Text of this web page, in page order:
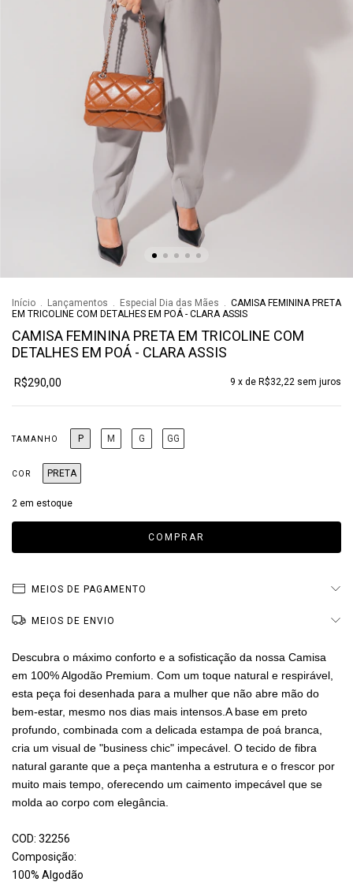
Início . Lançamentos . Especial Dia das Mães . CAMISA FEMININA PRETA
EM TRICOLINE COM DETALHES EM POÁ - CLARA ASSIS
CAMISA FEMININA PRETA EM TRICOLINE COM
DETALHES EM POÁ - CLARA ASSIS
R$290,00 9 x de R$32,22 sem juros
TAMANHO P M G GG
COR PRETA
2 em estoque
MEIOS DE PAGAMENTO
MEIOS DE ENVIO
Descubra o máximo conforto e a sofisticação da nossa Camisa
em 100% Algodão Premium. Com um toque natural e respirável,
esta peça foi desenhada para a mulher que não abre mão do
bem-estar, mesmo nos dias mais intensos.A base em preto
profundo, combinada com a delicada estampa de poá branca,
cria um visual de "business chic" impecável. O tecido de fibra
natural garante que a peça mantenha a estrutura e o frescor por
muito mais tempo, oferecendo um caimento impecável que se
molda ao corpo com elegância.
COD: 32256
Composição:
100% Algodão